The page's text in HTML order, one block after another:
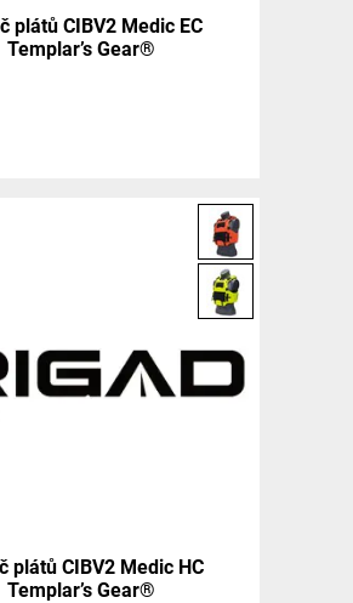
plátů CIBV2 Medic EC
Templar’s Gear®
plátů CIBV2 Medic HC
Templar’s Gear®